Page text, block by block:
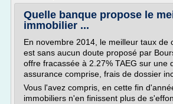
Quelle banque propose le
immobilier ...
En novembre 2014, le meilleur taux de
est sans aucun doute proposé par
offre fracassée à 2.27% TAEG sur une
assurance comprise, frais de dossier
Vous l'avez compris, en cette fin
immobiliers n'en finissent plus de